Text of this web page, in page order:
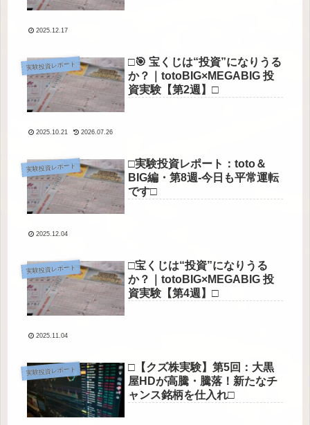
2025.12.17
実験投資レポート
□🎯 宝くじは“投資”になりうる
か？｜totoBIG×MEGABIG 投
資実験【第2週】□
2025.10.21 2026.07.26
実験投資レポート
□実験投資レポート：toto＆
BIG編・第8週-今日も平常運転
です□
2025.12.04
実験投資レポート
□宝くじは“投資”になりうる
か？｜totoBIG×MEGABIG 投
資実験【第4週】□
2025.11.04
実験投資レポート
□【クズ株実験】第5回：大黒
屋HDが高騰・騰落！新たなチ
ャンス銘柄を仕入れ□